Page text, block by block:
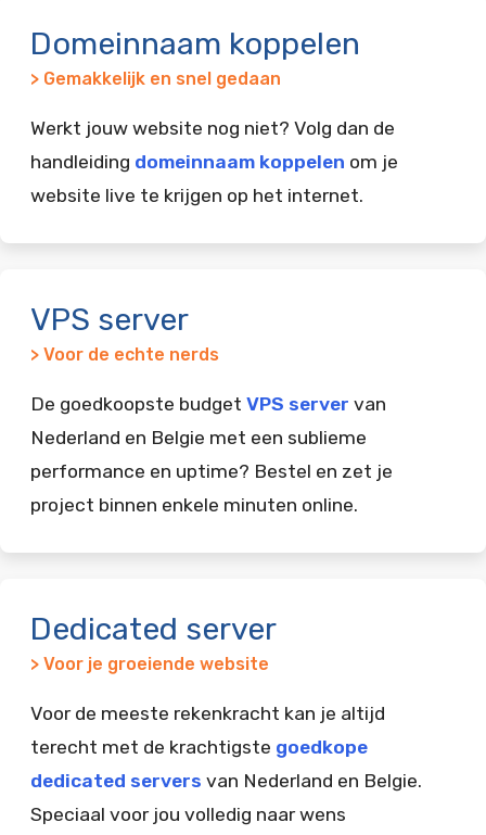
Domeinnaam koppelen
> Gemakkelijk en snel gedaan
Werkt jouw website nog niet? Volg dan de
handleiding domeinnaam koppelen om je
website live te krijgen op het internet.
VPS server
> Voor de echte nerds
De goedkoopste budget VPS server van
Nederland en Belgie met een sublieme
performance en uptime? Bestel en zet je
project binnen enkele minuten online.
Dedicated server
> Voor je groeiende website
Voor de meeste rekenkracht kan je altijd
terecht met de krachtigste goedkope
dedicated servers van Nederland en Belgie.
Speciaal voor jou volledig naar wens